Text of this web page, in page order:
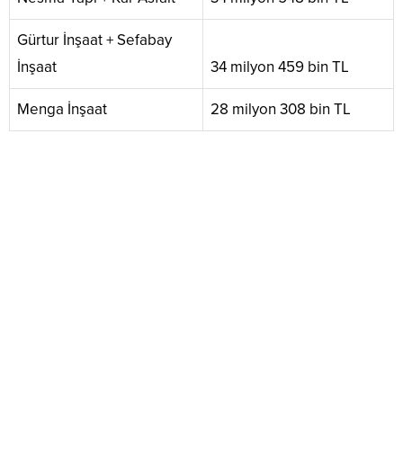
Gürtur İnşaat + Sefabay
İnşaat
34 milyon 459 bin TL
Menga İnşaat 28 milyon 308 bin TL